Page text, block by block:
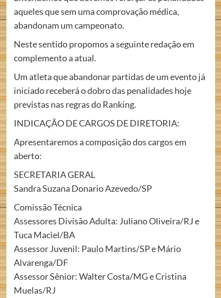
aqueles que sem uma comprovação médica,
abandonam um campeonato.
Neste sentido propomos a seguinte redação em
complemento a atual.
Um atleta que abandonar partidas de um evento já
iniciado receberá o dobro das penalidades hoje
previstas nas regras do Ranking.
INDICAÇÃO DE CARGOS DE DIRETORIA:
Apresentaremos a composição dos cargos em
aberto:
SECRETARIA GERAL
Sandra Suzana Donario Azevedo/SP
Comissão Técnica
Assessores Divisão Adulta: Juliano Oliveira/RJ e
Tuca Maciel/BA
Assessor Juvenil: Paulo Martins/SP e Mário
Alvarenga/DF
Assessor Sênior: Walter Costa/MG e Cristina
Muelas/RJ